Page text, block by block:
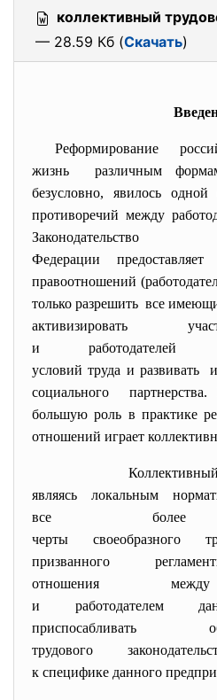
коллективный
— 28.59 Кб (Скачать)
Реформирование
жизнь различным формам
безусловно, явилось
противоречий между
Федерации
правоотношений
только разрешить все
активизировать
и работодателей
условий труда и развивать
социального
большую роль в практике
отношений играет
являясь локальным
все более
черты своеобразного
призванного
отношения
и работодателем
трудового
к специфике данного